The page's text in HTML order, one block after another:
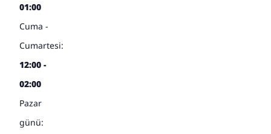
01:00
Cuma -
Cumartesi:
12:00 -
02:00
Pazar
günü: